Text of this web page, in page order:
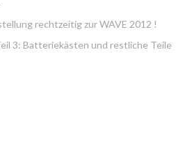
rechtzeitig zur WAVE 2012 !
3: Batteriekästen und restliche Teile